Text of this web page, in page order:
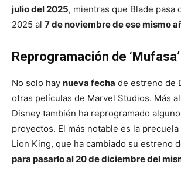
julio del 2025, mientras que Blade pasa
2025 al 7 de noviembre de ese mismo
Reprogramación de ‘Mufasa’
No solo hay nueva fecha de estreno de
otras películas de Marvel Studios. Más
Disney también ha reprogramado
proyectos. El más notable es la precuela
Lion King, que ha cambiado su estreno
para pasarlo al 20 de diciembre del